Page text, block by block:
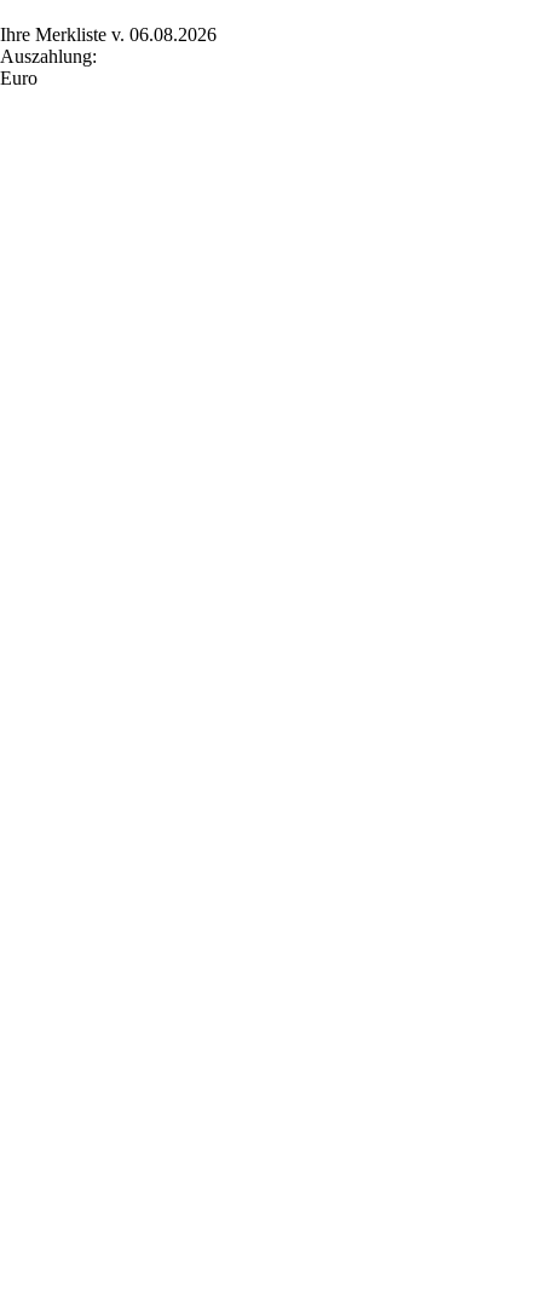
Ihre Merkliste v. 06.08.2026
Auszahlung:
Euro